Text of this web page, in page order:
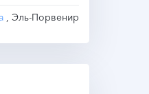
, Эль-Порвенир